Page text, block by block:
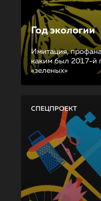
Год экологии
Имитация,
каким был 2017-й
«зеленых»
СПЕЦПРОЕКТ